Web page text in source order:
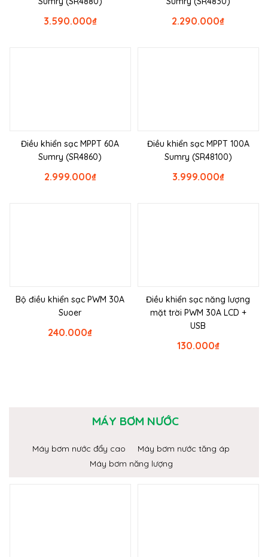
₫
3.590.000 ₫
2.290.000
Điều khiển sạc MPPT 60A
Sumry (SR4860)
₫
2.999.000
Điều khiển sạc MPPT 100A
Sumry (SR48100)
₫
3.999.000
Bộ điều khiển sạc PWM 30A
Suoer
₫
240.000
Điều khiển sạc năng lượng
mặt trời PWM 30A LCD +
USB
₫
130.000
MÁY BƠM NƯỚC
Máy bơm nước đẩy cao
Máy bơm nước tăng áp
Máy bơm năng lượng